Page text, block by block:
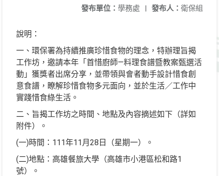
發布人： 衛保組
發布單位： 學務處 |
說明：
一、環保署為持續推廣珍惜食物的理念，特辦理旨揭
工作坊，邀請本年「首惜廚師—料理食譜暨教案甄選活
動」獲獎者出席分享，並帶領與會者動手設計惜食創
意食譜，瞭解珍惜食物多元面向，並於生活／工作中
實踐惜食綠生活。
二、旨揭工作坊之時間、地點及內容摘述如下（詳如
附件）。
(一)時間：111年11月28日（星期一）。
(二)地點：高雄餐旅大學（高雄市小港區松和路1
號）。